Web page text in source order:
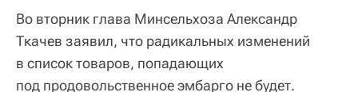
Во вторник глава Минсельхоза Александр
Ткачев заявил, что радикальных изменений
в список товаров, попадающих
под продовольственное эмбарго не будет.